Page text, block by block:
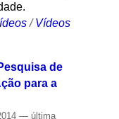
/Vídeos
de
para a
— última